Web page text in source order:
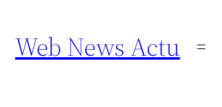
contenu
Web News Actu